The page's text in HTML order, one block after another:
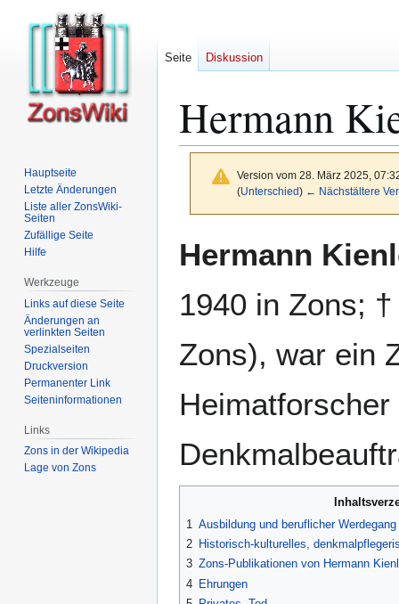
Hermann
Version vom 28. März 2025,
(Unterschied) ← Nächstältere
Navigation
Suche
Hermann
1940 in Zons;
Zons), war ein
1 Ausbildung und beruflicher Werdegang
2 Historisch-kulturelles,
3 Zons-Publikationen von Hermann
4 Ehrungen
Seite Diskussion
Hauptseite
Letzte Änderungen
Liste aller ZonsWiki-
Seiten
Zufällige Seite
Hilfe
Werkzeuge
Links auf diese Seite
Änderungen an
verlinkten Seiten
Spezialseiten
Druckversion
Permanenter Link
Seiten­­informationen
Links
Zons in der Wikipedia
Lage von Zons